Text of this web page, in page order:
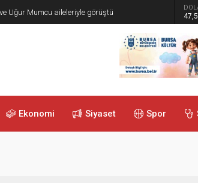
Uğur Mumcu aileleriyle görüştü
Ekonomi Siyaset Spor